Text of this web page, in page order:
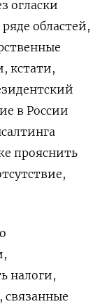
огласки
областей,
кстати,
в России
прояснить
налоги,